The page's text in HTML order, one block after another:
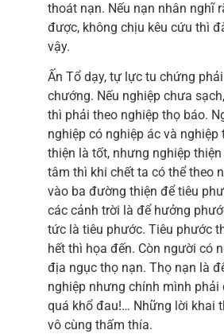
thoát nạn. Nếu nạn nhân nghĩ
được, không chịu kêu cứu thì
vậy.
Ấn Tổ dạy, tự lực tu chứng
chướng. Nếu nghiệp chưa
thì phải theo nghiệp thọ báo.
nghiệp có nghiệp ác và nghiệp
thiện là tốt, nhưng nghiệp
tâm thì khi chết ta có thể theo
vào ba đường thiện để tiêu
các cảnh trời là để hưởng
tức là tiêu phước. Tiêu phước
hết thì họa đến. Còn người có
địa ngục thọ nạn. Thọ nạn là
nghiệp nhưng chính mình phải
quá khổ đau!… Những lời khai
vô cùng thấm thía.